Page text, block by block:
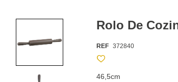
Rolo De
REF 372840
46,5cm